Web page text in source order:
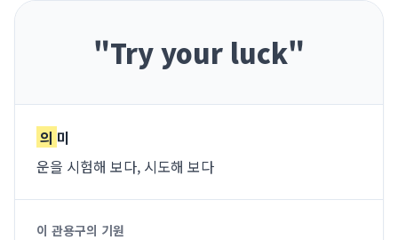
"Try your luck"
의 미
운을 시험해 보다, 시도해 보다
이 관용구의 기원